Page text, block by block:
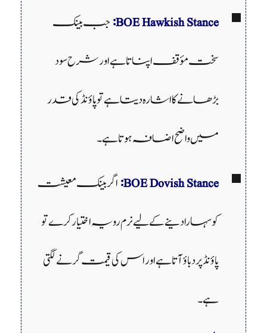
BOE Hawkish Stance: جب بینک
سخت مؤقف اپناتا ہے اور شرح سود
بڑھانے کا اشارہ دیتا ہے تو پاؤنڈ کی قدر
میں واضح اضافہ ہوتا ہے۔
BOE Dovish Stance: اگر بینک معیشت
کو سہارا دینے کے لیے نرم رویہ اختیار کرے تو
پاؤنڈ پر دباؤ آتا ہے اور اس کی قیمت گرنے لگتی
ہے۔